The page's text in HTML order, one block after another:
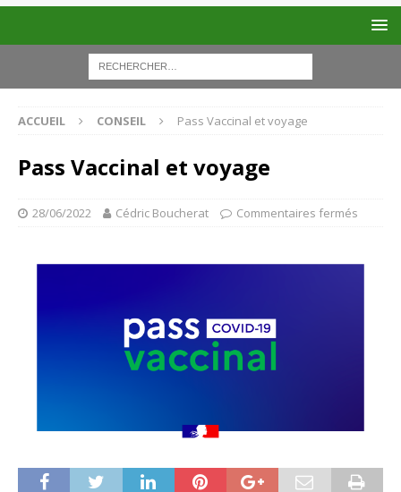
ACCUEIL CONSEIL Pass Vaccinal et voyage
Pass Vaccinal et voyage
28/06/2022 Cédric Boucherat Commentaires fermés